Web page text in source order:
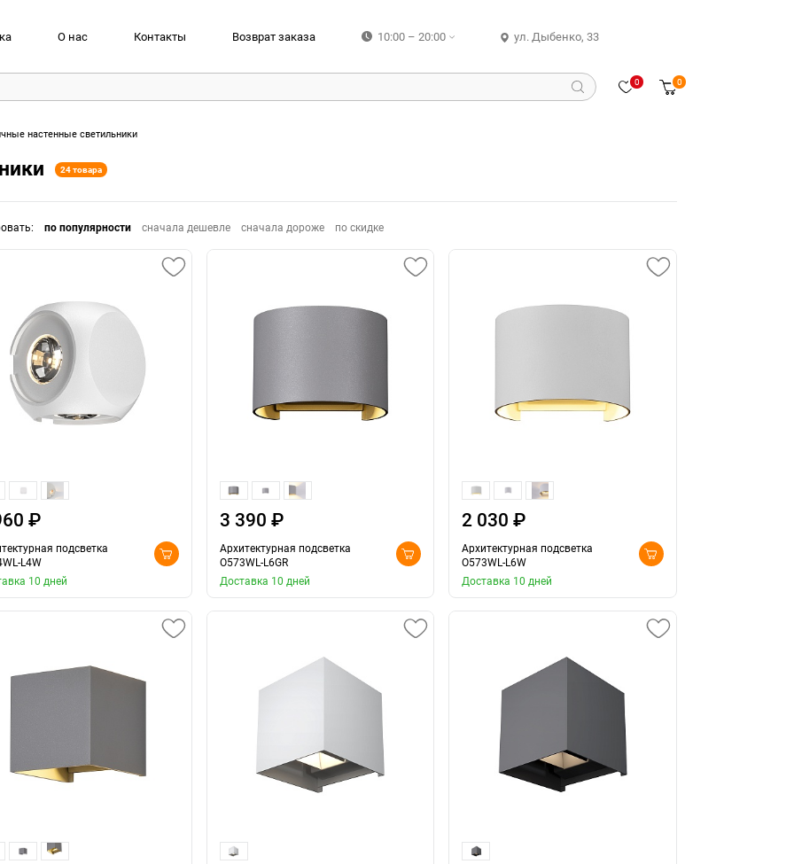
О нас Контакты Возврат заказа 10:00 – 20:00 ул. Дыбенко, 33
0 0
настенные светильники
24 товара
: по популярности сначала дешевле сначала дороже по скидке
₽
подсветка
L4W
10 дней
3 390 ₽
Архитектурная подсветка
O573WL-L6GR
Доставка 10 дней
2 030 ₽
Архитектурная подсветка
O573WL-L6W
Доставка 10 дней